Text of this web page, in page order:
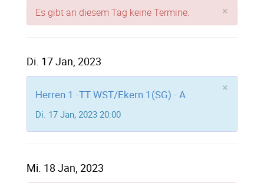
×
Es gibt an diesem Tag keine Termine.
Di. 17 Jan, 2023
×
Herren 1 -TT WST/Ekern 1(SG) - A
Di. 17 Jan, 2023 20:00
Mi. 18 Jan, 2023